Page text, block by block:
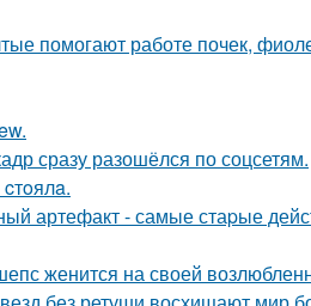
помогают работе почек,
сразу разошёлся по соцсетям.
артефакт - самые стаpые
женится на своей